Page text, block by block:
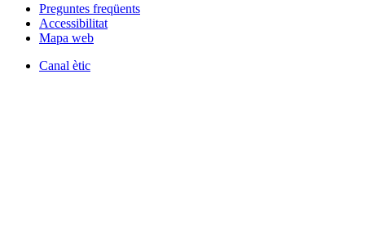
Preguntes freqüents
Accessibilitat
Mapa web
Canal ètic